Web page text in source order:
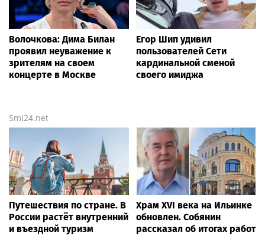
Волочкова: Дима Билан
проявил неуважение к
зрителям на своем
концерте в Москве
Егор Шип удивил
пользователей Сети
кардинальной сменой
своего имиджа
Smi24.net
Путешествия по стране. В
России растёт внутренний
и въездной туризм
Храм XVI века на Ильинке
обновлен. Собянин
рассказал об итогах работ